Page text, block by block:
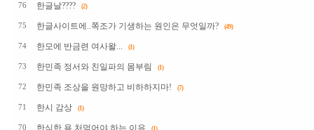
76 한글날???? (2)
75 한글사이트에..쪽조가 기생하는 원인은 무엇일까? (49)
74 한모에 반금련 여사왈... (1)
73 한민족 정서와 친일파의 몸부림 (1)
72 한민족 조상을 원망하고 비하하지마! (7)
71 한시 감상 (1)
70 한심한 욕 처먹어야 하는 이유 (1)